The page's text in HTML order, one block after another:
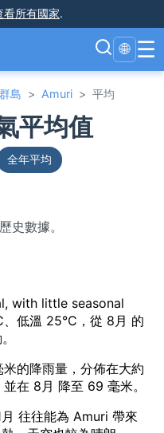
看所有國家.
🌐 ☰
島 > Amuri > 平均
平均值
全年平均
史數據。
with little seasonal
低溫 25°C，從 8月 的
的降雨量，分佈在大約
在 8月 降至 69 毫米。
往往能為 Amuri 帶來